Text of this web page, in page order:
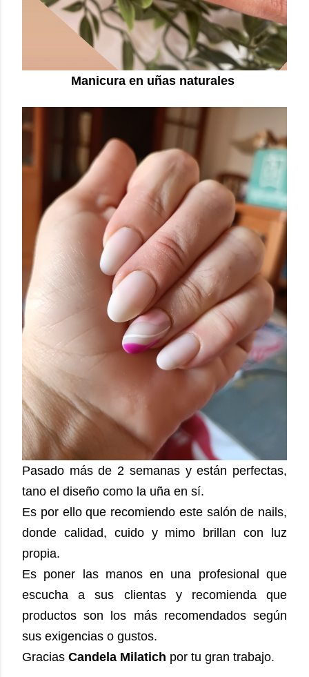
Manicura en uñas naturales
Pasado más de 2 semanas y están perfectas,
tano el diseño como la uña en sí.
Es por ello que recomiendo este salón de nails,
donde calidad, cuido y mimo brillan con luz
propia.
Es poner las manos en una profesional que
escucha a sus clientas y recomienda que
productos son los más recomendados según
sus exigencias o gustos.
Gracias Candela Milatich por tu gran trabajo.